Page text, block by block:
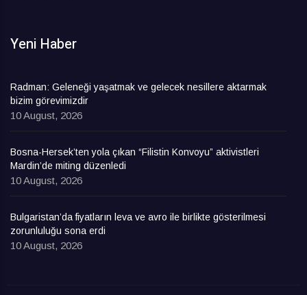
Yeni Haber
Radman: Geleneği yaşatmak ve gelecek nesillere aktarmak
bizim görevimizdir
10 August, 2026
Bosna-Hersek’ten yola çıkan “Filistin Konvoyu” aktivistleri
Mardin’de miting düzenledi
10 August, 2026
Bulgaristan’da fiyatların leva ve avro ile birlikte gösterilmesi
zorunluluğu sona erdi
10 August, 2026